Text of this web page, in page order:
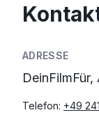
ADRESSE
DeinFilmFür,
Telefon: +49